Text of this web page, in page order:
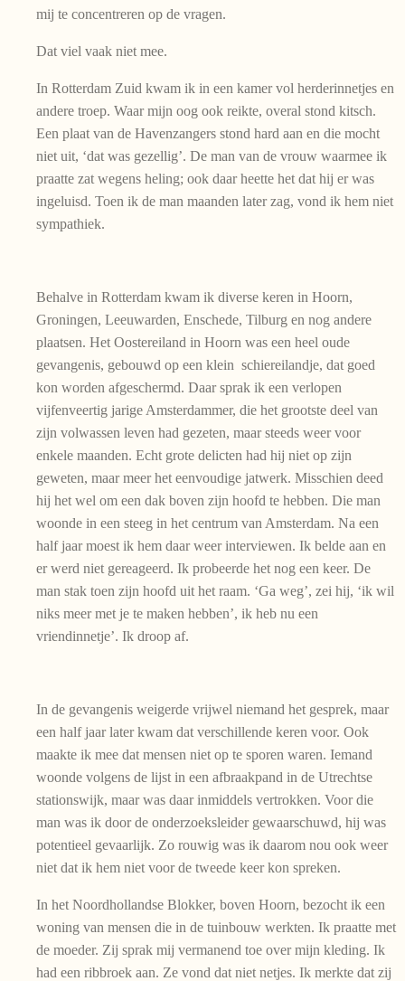
mij te concentreren op de vragen.
Dat viel vaak niet mee.
In Rotterdam Zuid kwam ik in een kamer vol herderinnetjes en
andere troep. Waar mijn oog ook reikte, overal stond kitsch.
Een plaat van de Havenzangers stond hard aan en die mocht
niet uit, ‘dat was gezellig’. De man van de vrouw waarmee ik
praatte zat wegens heling; ook daar heette het dat hij er was
ingeluisd. Toen ik de man maanden later zag, vond ik hem niet
sympathiek.
Behalve in Rotterdam kwam ik diverse keren in Hoorn,
Groningen, Leeuwarden, Enschede, Tilburg en nog andere
plaatsen. Het Oostereiland in Hoorn was een heel oude
gevangenis, gebouwd op een klein schiereilandje, dat goed
kon worden afgeschermd. Daar sprak ik een verlopen
vijfenveertig jarige Amsterdammer, die het grootste deel van
zijn volwassen leven had gezeten, maar steeds weer voor
enkele maanden. Echt grote delicten had hij niet op zijn
geweten, maar meer het eenvoudige jatwerk. Misschien deed
hij het wel om een dak boven zijn hoofd te hebben. Die man
woonde in een steeg in het centrum van Amsterdam. Na een
half jaar moest ik hem daar weer interviewen. Ik belde aan en
er werd niet gereageerd. Ik probeerde het nog een keer. De
man stak toen zijn hoofd uit het raam. ‘Ga weg’, zei hij, ‘ik wil
niks meer met je te maken hebben’, ik heb nu een
vriendinnetje’. Ik droop af.
In de gevangenis weigerde vrijwel niemand het gesprek, maar
een half jaar later kwam dat verschillende keren voor. Ook
maakte ik mee dat mensen niet op te sporen waren. Iemand
woonde volgens de lijst in een afbraakpand in de Utrechtse
stationswijk, maar was daar inmiddels vertrokken. Voor die
man was ik door de onderzoeksleider gewaarschuwd, hij was
potentieel gevaarlijk. Zo rouwig was ik daarom nou ook weer
niet dat ik hem niet voor de tweede keer kon spreken.
In het Noordhollandse Blokker, boven Hoorn, bezocht ik een
woning van mensen die in de tuinbouw werkten. Ik praatte met
de moeder. Zij sprak mij vermanend toe over mijn kleding. Ik
had een ribbroek aan. Ze vond dat niet netjes. Ik merkte dat zij